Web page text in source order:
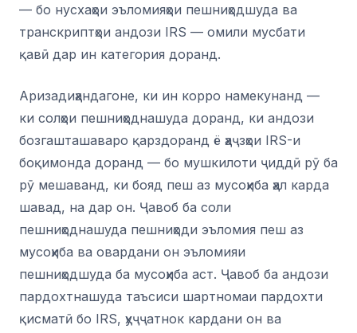
— бо нусхаҳои эъломияҳои пешниҳодшуда ва
транскриптҳои андози IRS — омили мусбати
қавӣ дар ин категория доранд.
Аризадиҳандагоне, ки ин корро намекунанд —
ки солҳои пешниҳоднашуда доранд, ки андози
бозгашташаваро қарздоранд ё ҳаҷзҳои IRS-и
боқимонда доранд — бо мушкилоти ҷиддӣ рӯ ба
рӯ мешаванд, ки бояд пеш аз мусоҳиба ҳал карда
шавад, на дар он. Ҷавоб ба соли
пешниҳоднашуда пешниҳоди эъломия пеш аз
мусоҳиба ва овардани он эъломияи
пешниҳодшуда ба мусоҳиба аст. Ҷавоб ба андози
пардохтнашуда таъсиси шартномаи пардохти
қисматӣ бо IRS, ҳуҷҷатнок кардани он ва